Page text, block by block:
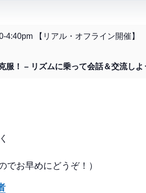
【リアル・オフライン開催】
！ – リズムに乗って会話＆交流しよ
お早めにどうぞ！）